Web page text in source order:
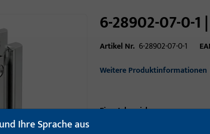
6-28902-07-0-1
Artikel Nr. 6-28902-07-0-1
Weitere Produktinformationen
Einsatzbereich
Ihre Sprache aus